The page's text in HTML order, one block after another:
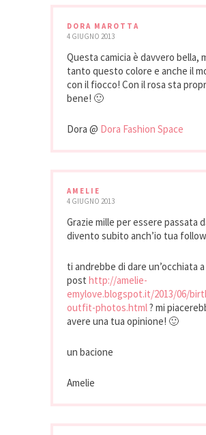
DORA MAROTTA
4 GIUGNO 2013
Questa camicia è davvero bella,
tanto questo colore e anche il
con il fiocco! Con il rosa sta
bene! 🙂
Dora @ Dora Fashion Space
AMELIE
4 GIUGNO 2013
Grazie mille per essere passata
divento subito anch’io tua
ti andrebbe di dare un’occhiata
post http://amelie-
emylove.blogspot.it/2013/06/
outfit-photos.html? mi
avere una tua opinione! 🙂
un bacione
Amelie